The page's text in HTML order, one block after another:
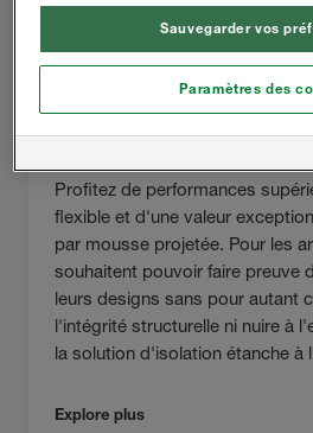
Architectes
Profitez de performances
flexible et d'une valeur
par mousse projetée. Pour les
souhaitent pouvoir faire preuve
leurs designs sans pour autant
l'intégrité structurelle ni nuire à
la solution d'isolation étanche à
Explore plus
Sauvegarder vos
Paramètres des